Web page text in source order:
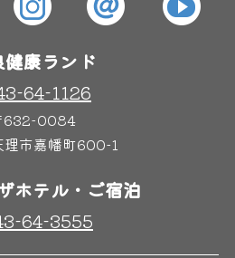
グルメ
ご宿泊
健康ランド
64-1126
632-0084
理市嘉幡町600-1
ホテル・ご宿泊
64-3555